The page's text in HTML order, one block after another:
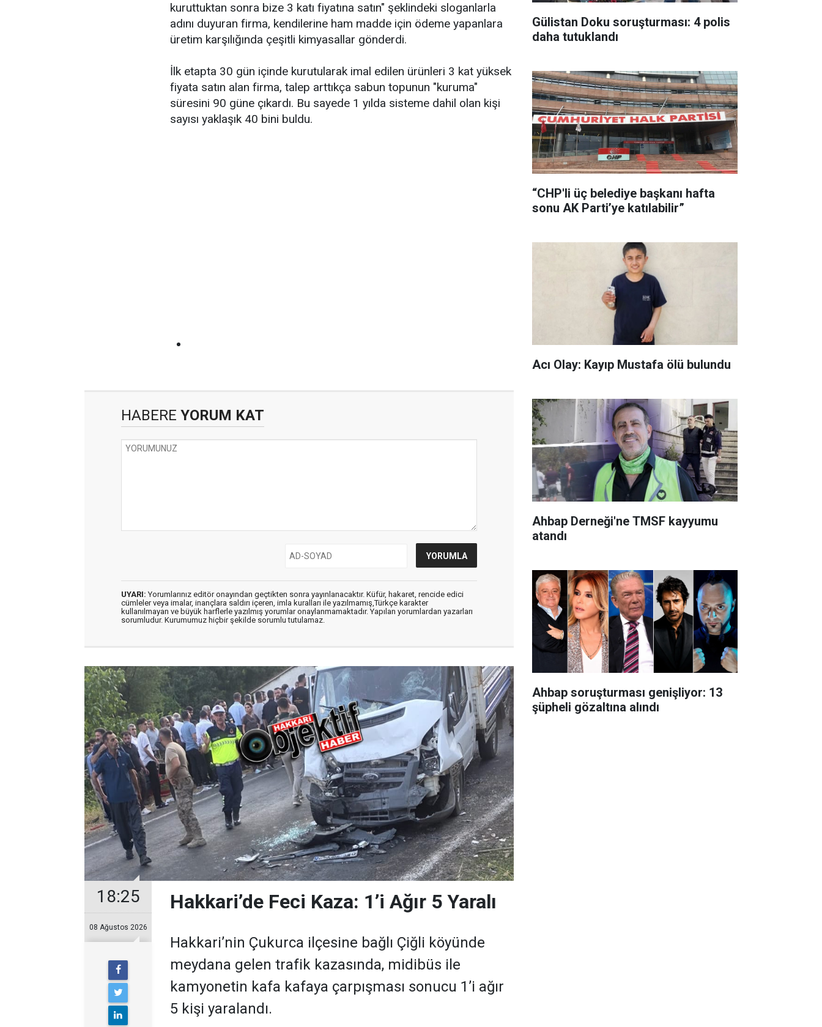
kuruttuktan sonra bize 3 katı fiyatına satın" şeklindeki sloganlarla
adını duyuran firma, kendilerine ham madde için ödeme yapanlara
üretim karşılığında çeşitli kimyasallar gönderdi.
İlk etapta 30 gün içinde kurutularak imal edilen ürünleri 3 kat yüksek
fiyata satın alan firma, talep arttıkça sabun topunun "kuruma"
süresini 90 güne çıkardı. Bu sayede 1 yılda sisteme dahil olan kişi
sayısı yaklaşık 40 bini buldu.
HABERE YORUM KAT
UYARI: Yorumlarınız editör onayından geçtikten sonra yayınlanacaktır. Küfür, hakaret, rencide edici
cümleler veya imalar, inançlara saldırı içeren, imla kuralları ile yazılmamış,Türkçe karakter
kullanılmayan ve büyük harflerle yazılmış yorumlar onaylanmamaktadır. Yapılan yorumlardan yazarları
sorumludur. Kurumumuz hiçbir şekilde sorumlu tutulamaz.
18:25
08 Ağustos 2026
Hakkari’de Feci Kaza: 1’i Ağır 5 Yaralı
Hakkari’nin Çukurca ilçesine bağlı Çiğli köyünde
meydana gelen trafik kazasında, midibüs ile
kamyonetin kafa kafaya çarpışması sonucu 1’i ağır
5 kişi yaralandı.
Gülistan Doku soruşturması: 4 polis
daha tutuklandı
“CHP'li üç belediye başkanı hafta
sonu AK Parti’ye katılabilir”
Acı Olay: Kayıp Mustafa ölü bulundu
Ahbap Derneği'ne TMSF kayyumu
atandı
Ahbap soruşturması genişliyor: 13
şüpheli gözaltına alındı